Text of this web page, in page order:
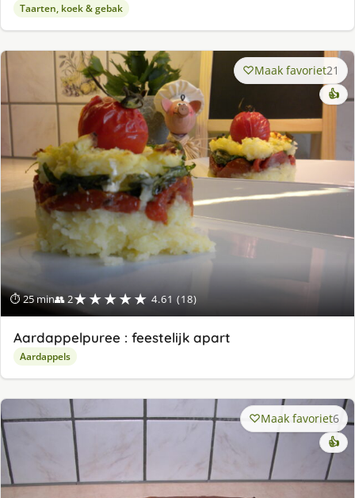
Taarten, koek & gebak
⏱ 25 min👥 2★★★★★ 4.61 (18)
Maak favoriet21
👍
Aardappelpuree : feestelijk apart
Aardappels
Maak favoriet6
👍